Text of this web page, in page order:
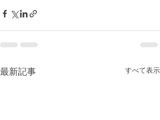
最新記事 すべて表示